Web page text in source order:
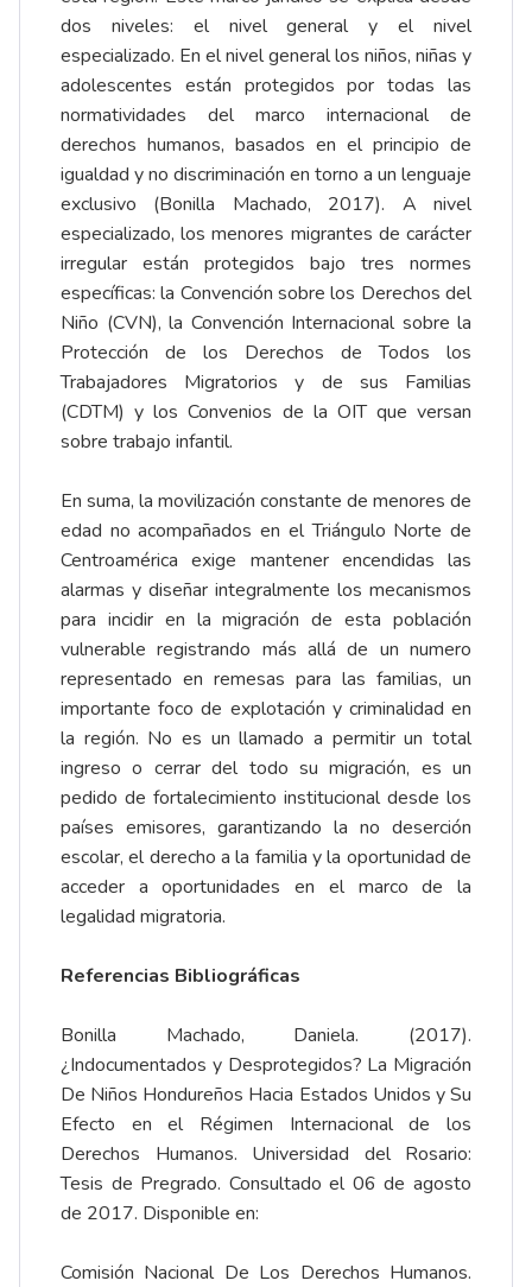
dos niveles: el nivel general y el nivel
especializado. En el nivel general los niños, niñas y
adolescentes están protegidos por todas las
normatividades del marco internacional de
derechos humanos, basados en el principio de
igualdad y no discriminación en torno a un lenguaje
exclusivo (Bonilla Machado, 2017). A nivel
especializado, los menores migrantes de carácter
irregular están protegidos bajo tres normes
específicas: la Convención sobre los Derechos del
Niño (CVN), la Convención Internacional sobre la
Protección de los Derechos de Todos los
Trabajadores Migratorios y de sus Familias
(CDTM) y los Convenios de la OIT que versan
sobre trabajo infantil.
En suma, la movilización constante de menores de
edad no acompañados en el Triángulo Norte de
Centroamérica exige mantener encendidas las
alarmas y diseñar integralmente los mecanismos
para incidir en la migración de esta población
vulnerable registrando más allá de un numero
representado en remesas para las familias, un
importante foco de explotación y criminalidad en
la región. No es un llamado a permitir un total
ingreso o cerrar del todo su migración, es un
pedido de fortalecimiento institucional desde los
países emisores, garantizando la no deserción
escolar, el derecho a la familia y la oportunidad de
acceder a oportunidades en el marco de la
legalidad migratoria.
Referencias Bibliográficas
Bonilla Machado, Daniela. (2017).
¿Indocumentados y Desprotegidos? La Migración
De Niños Hondureños Hacia Estados Unidos y Su
Efecto en el Régimen Internacional de los
Derechos Humanos. Universidad del Rosario:
Tesis de Pregrado. Consultado el 06 de agosto
de 2017. Disponible en:
Comisión Nacional De Los Derechos Humanos.